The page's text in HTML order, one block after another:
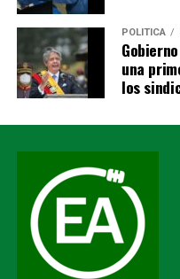
Militares.
Paramédicos.
Voluntarios.
Funcionarios públicos.
Conductores de
POLITICA
una
los